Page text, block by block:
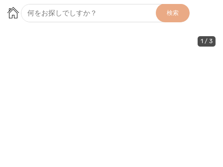
検索
1 / 3